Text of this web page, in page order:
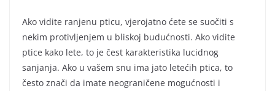
Ako vidite ranjenu pticu, vjerojatno ćete se suočiti s
nekim protivljenjem u bliskoj budućnosti. Ako vidite
ptice kako lete, to je čest karakteristika lucidnog
sanjanja. Ako u vašem snu ima jato letećih ptica, to
često znači da imate neograničene mogućnosti i